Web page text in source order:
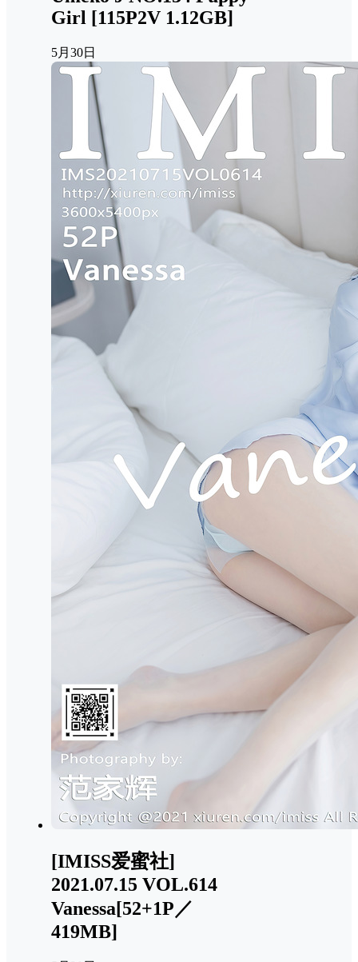
Girl [115P2V 1.12GB]
5月30日
[IMISS爱蜜社]
2021.07.15 VOL.614
Vanessa[52+1P／
419MB]